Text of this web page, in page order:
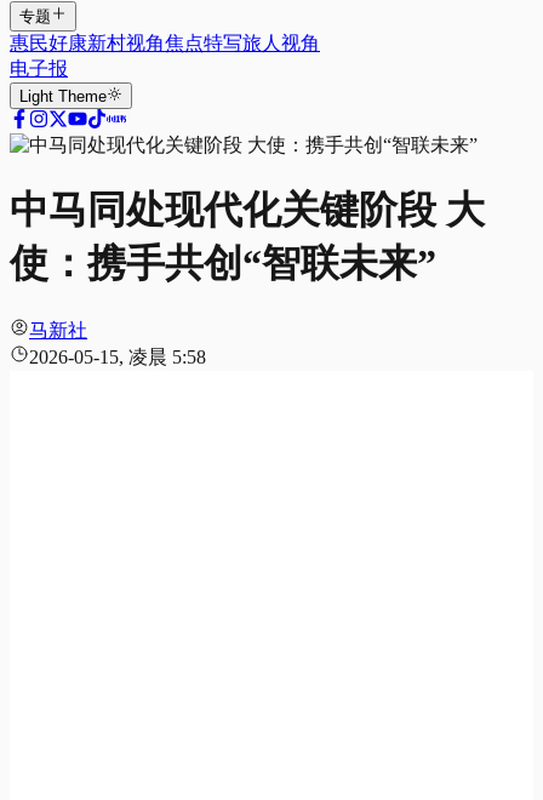
专题
惠民好康新村视角焦点特写旅人视角
电子报
Light Theme
中马同处现代化关键阶段 大
使：携手共创“智联未来”
马新社
2026-05-15, 凌晨 5:58